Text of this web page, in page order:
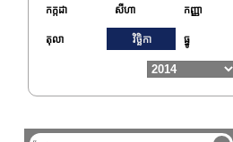
កក្កដា សីហា កញ្ញា
តុលា វិច្ឆិកា ធ្នូ